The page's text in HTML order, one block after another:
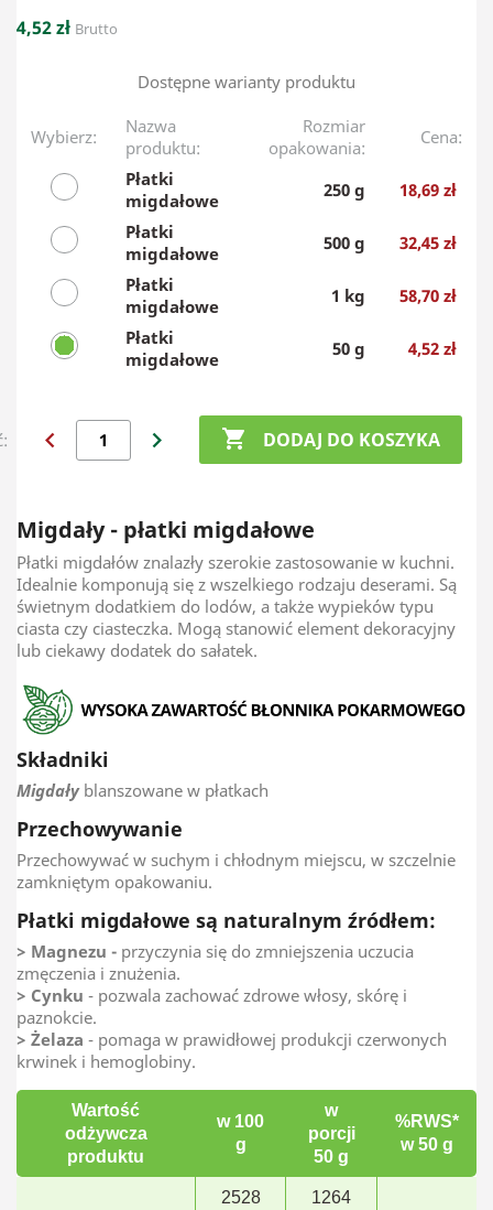
4,52 zł Brutto
Dostępne warianty produktu
Wybierz:
Nazwa
produktu:
Rozmiar
opakowania:
Cena:
Płatki
migdałowe
250 g
18,69 zł
Płatki
migdałowe
500 g
32,45 zł
Płatki
migdałowe
1 kg
58,70 zł
Płatki
migdałowe
50 g 4,52 zł
chevron_left chevron_right  DODAJ DO KOSZYKA
Migdały - płatki migdałowe
Płatki migdałów znalazły szerokie zastosowanie w kuchni.
Idealnie komponują się z wszelkiego rodzaju deserami. Są
świetnym dodatkiem do lodów, a także wypieków typu
ciasta czy ciasteczka. Mogą stanowić element dekoracyjny
lub ciekawy dodatek do sałatek.
Składniki
Migdały blanszowane w płatkach
Przechowywanie
Przechowywać w suchym i chłodnym miejscu, w szczelnie
zamkniętym opakowaniu.
Płatki migdałowe są naturalnym źródłem:
> Magnezu - przyczynia się do zmniejszenia uczucia
zmęczenia i znużenia.
> Cynku - pozwala zachować zdrowe włosy, skórę i
paznokcie.
> Żelaza - pomaga w prawidłowej produkcji czerwonych
krwinek i hemoglobiny.
Wartość
odżywcza
produktu
w 100
g
w
porcji
50 g
%RWS*
w 50 g
2528 1264